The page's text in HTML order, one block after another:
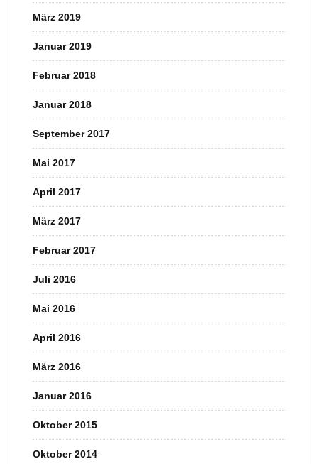
März 2019
Januar 2019
Februar 2018
Januar 2018
September 2017
Mai 2017
April 2017
März 2017
Februar 2017
Juli 2016
Mai 2016
April 2016
März 2016
Januar 2016
Oktober 2015
Oktober 2014